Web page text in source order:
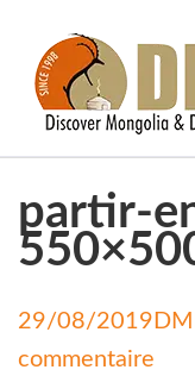
partir-
29/08/2019
commentaire